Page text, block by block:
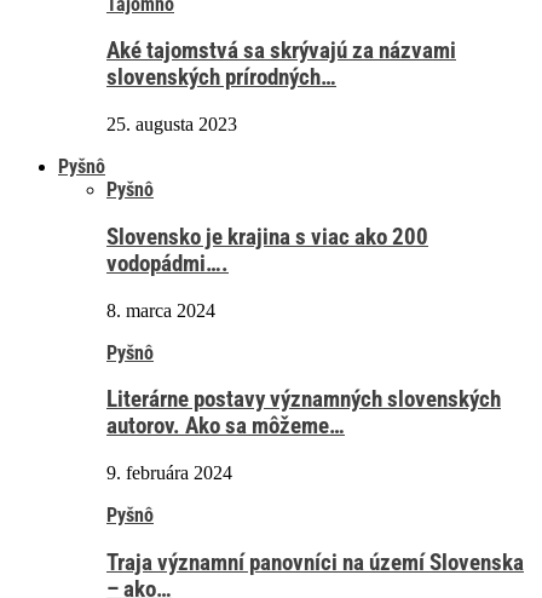
Aké tajomstvá sa skrývajú za názvami
slovenských prírodných…
25. augusta 2023
Pyšnô
Pyšnô
Slovensko je krajina s viac ako 200
vodopádmi….
8. marca 2024
Pyšnô
Literárne postavy významných slovenských
autorov. Ako sa môžeme…
9. februára 2024
Pyšnô
Traja významní panovníci na území Slovenska
– ako…